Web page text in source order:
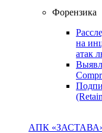
Форензика
на
атак
АПК